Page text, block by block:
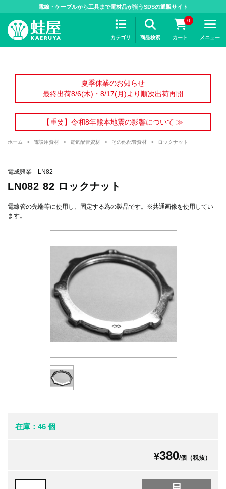
電線・ケーブルから工具まで電材品が揃うSDSの通販サイト
カテゴリ 商品検索
0
カート メニュー
夏季休業のお知らせ
最終出荷8/6(木)・8/17(月)より順次出荷再開
【重要】令和8年熊本地震の影響について ≫
ホーム > 電設用資材 > 電気配管資材 > その他配管資材 > ロックナット
電成興業 LN82
LN082 82 ロックナット
電線管の先端等に使用し、固定する為の製品です。※共通画像を使用してい
ます。
在庫：46 個
¥380/個（税抜）